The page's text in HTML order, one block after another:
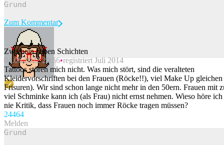
Beitrag melden
Zum Kommentar
Zwiebeln haben Schichten
04.06.2022 20:56 registriert Juli 2014
Tattoos stören mich nicht. Was mich stört, sind die veralteten
Kleidervorschriften bei den Frauen (Röcke!!), viel Make Up gleichen
Frisuren). Wir sind schon lange nicht mehr in den 50ern. Frauen mit
viel Schminke kann ich (als Frau) nicht ernst nehmen. Wieso höre ich
nie Kritik, dass Frauen noch immer Röcke tragen müssen?
24464
Melden